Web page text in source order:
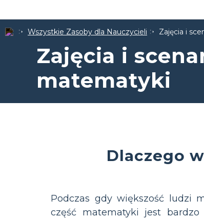
Wszystkie Zasoby dla Nauczycieli Zajęcia i
Zajęcia i
matematyki
Dlaczego
Podczas gdy większość ludzi
część matematyki jest